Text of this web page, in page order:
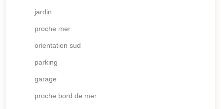
jardin
proche mer
orientation sud
parking
garage
proche bord de mer